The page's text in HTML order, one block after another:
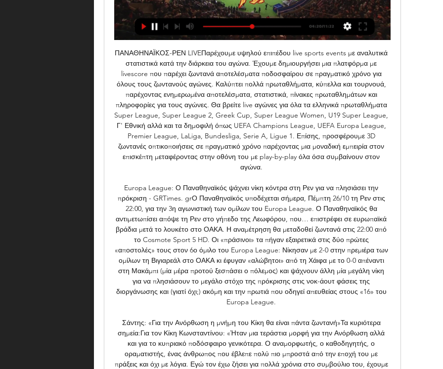
ΠΑΝΑΘΗΝΑΪΚΟΣ-ΡΕΝ LIVEΠαρέχουμε υψηλού επιπέδου live sports events με αναλυτικά
στατιστικά κατά την διάρκεια του αγώνα. Έχουμε δημιουργήσει μια πλατφόρμα με
livescore που παρέχει ζωντανά αποτελέσματα ποδοσφαίρου σε πραγματικό χρόνο για
όλους τους ζωντανούς αγώνες. Καλύπτει πολλά πρωταθλήματα, κύπελλα και τουρνουά,
παρέχοντας ενημερωμένα αποτελέσματα, στατιστικά, πίνακες πρωταθλημάτων και
πληροφορίες για τους αγώνες. Θα βρείτε live αγώνες για όλα τα ελληνικά πρωταθλήματα
Super League, Super League 2, Greek Cup, Super League Women, U19 Super League,
Γ' Εθνική αλλά και τα δημοφιλή όπως UEFA Champions League, UEFA Europa League,
Premier League, LaLiga, Bundesliga, Serie A, Ligue 1. Επίσης, προσφέρουμε 3D
ζωντανές οπτικοποιήσεις σε πραγματικό χρόνο παρέχοντας μια μοναδική εμπειρία στον
επισκέπτη μεταφέροντας στην οθόνη του με play-by-play όλα όσα συμβαίνουν στον
αγώνα.
Europa League: Ο Παναθηναϊκός ψάχνει νίκη κόντρα στη Ρεν για να πλησιάσει την
πρόκριση - GRTimes. grΟ Παναθηναϊκός υποδέχεται σήμερα, Πέμπτη 26/10 τη Ρεν στις
22:00, για την 3η αγωνιστική των ομίλων του Europa League. Ο Παναθηναϊκός θα
αντιμετωπίσει απόψε τη Ρεν στο γήπεδο της Λεωφόρου, που… επιστρέφει σε ευρωπαϊκά
βράδια μετά το λουκέτο στο ΟΑΚΑ. Η αναμέτρηση θα μεταδοθεί ζωντανά στις 22:00 από
το Cosmote Sport 5 HD. Οι «πράσινοι» τα πήγαν εξαιρετικά στις δύο πρώτες
«αποστολές» τους στον 6ο όμιλο του Europa League: Νίκησαν με 2-0 στην πρεμιέρα των
ομίλων τη Βιγιαρεάλ στο ΟΑΚΑ κι έφυγαν «αλώβητοι» από τη Χάιφα με το 0-0 απέναντι
στη Μακάμπι (μία μέρα προτού ξεσπάσει ο πόλεμος) και ψάχνουν άλλη μία μεγάλη νίκη
για να πλησιάσουν το μεγάλο στόχο της πρόκρισης στις νοκ-άουτ φάσεις της
διοργάνωσης και (γιατί όχι;) ακόμη και την πρωτιά που οδηγεί απευθείας στους «16» του
Europa League.
Σάντης: «Για την Ανόρθωση η μνήμη του Κίκη θα είναι πάντα ζωντανή»Τα κυριότερα
σημεία:Για τον Κίκη Κωνσταντίνου: «Ήταν μια τεράστια μορφή για την Ανόρθωση αλλά
και για το κυπριακό ποδόσφαιρο γενικότερα. Ο αναμορφωτής, ο καθοδηγητής, ο
οραματιστής, ένας άνθρωπος που έβλεπε πολύ πιο μπροστά από την εποχή του με
πράξεις και όχι με λόγια. Εγώ τον έχω ζήσει για πολλά χρόνια στο συμβούλιο του, έχουμε